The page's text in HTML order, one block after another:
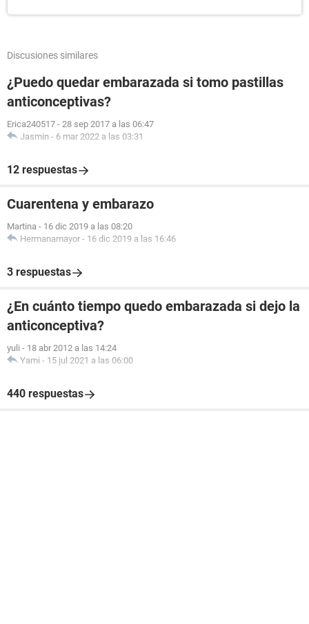
Discusiones similares
¿Puedo quedar embarazada si tomo pastillas
anticonceptivas?
Erica240517 - 28 sep 2017 a las 06:47
Jasmin - 6 mar 2022 a las 03:31
12 respuestas
Cuarentena y embarazo
Martina - 16 dic 2019 a las 08:20
Hermanamayor - 16 dic 2019 a las 16:46
3 respuestas
¿En cuánto tiempo quedo embarazada si dejo la
anticonceptiva?
yuli - 18 abr 2012 a las 14:24
Yami - 15 jul 2021 a las 06:00
440 respuestas